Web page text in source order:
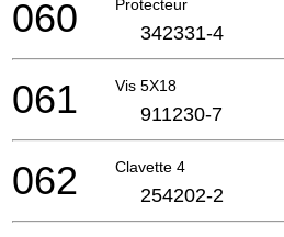
Protecteur
060 342331-4
Vis 5X18
061 911230-7
Clavette 4
062 254202-2